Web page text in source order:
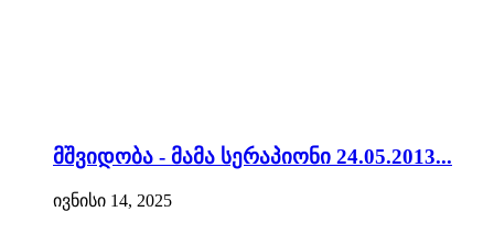
მშვიდობა - მამა სერაპიონი 24.05.2013...
ივნისი 14, 2025